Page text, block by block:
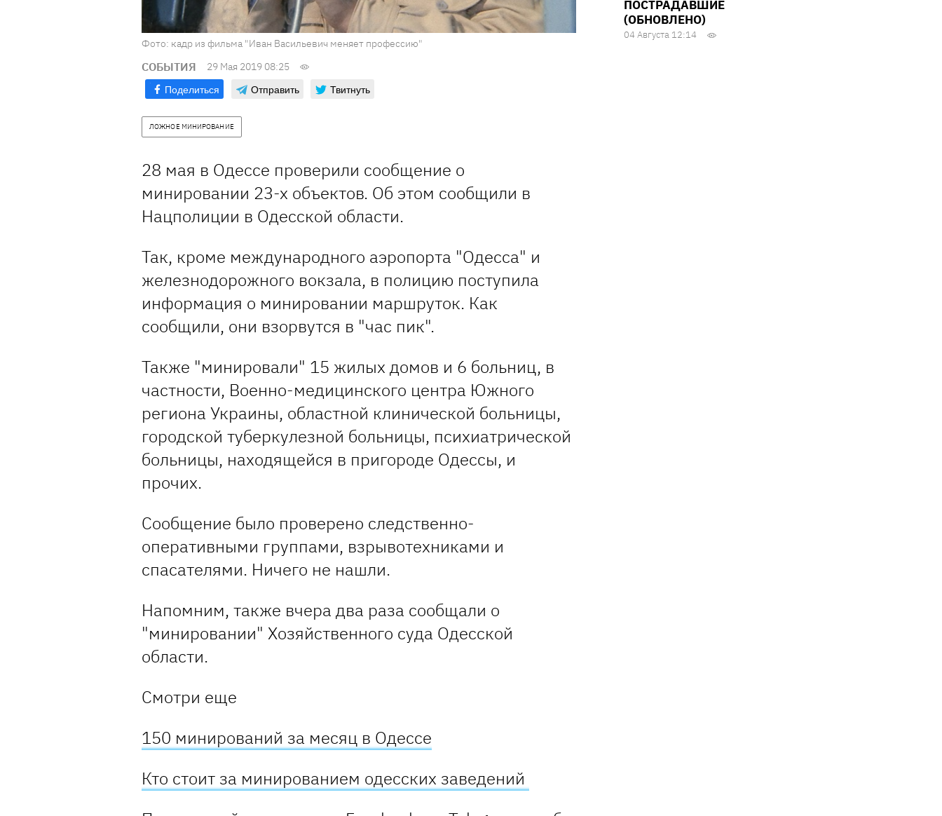
Фото: кадр из фильма "Иван Васильевич меняет профессию"
СОБЫТИЯ 29 Мая 2019 08:25
Поделиться Отправить Твитнуть
ЛОЖНОЕ МИНИРОВАНИЕ
28 мая в Одессе проверили сообщение о
минировании 23-х объектов. Об этом сообщили в
Нацполиции в Одесской области.
Так, кроме международного аэропорта "Одесса" и
железнодорожного вокзала, в полицию поступила
информация о минировании маршруток. Как
сообщили, они взорвутся в "час пик".
Также "минировали" 15 жилых домов и 6 больниц, в
частности, Военно-медицинского центра Южного
региона Украины, областной клинической больницы,
городской туберкулезной больницы, психиатрической
больницы, находящейся в пригороде Одессы, и
прочих.
Сообщение было проверено следственно-
оперативными группами, взрывотехниками и
спасателями. Ничего не нашли.
Напомним, также вчера два раза сообщали о
"минировании" Хозяйственного суда Одесской
области.
Смотри еще
150 минирований за месяц в Одессе
Кто стоит за минированием одесских заведений
ПОСТРАДАВШИЕ
(ОБНОВЛЕНО)
04 Августа 12:14